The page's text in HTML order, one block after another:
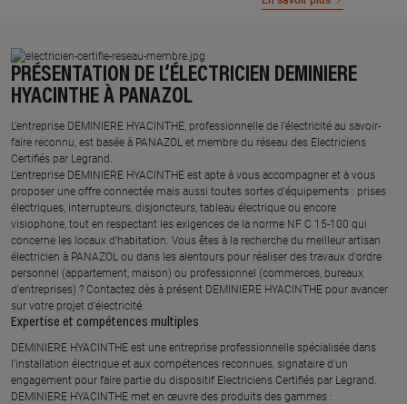
PRÉSENTATION DE L’ÉLECTRICIEN DEMINIERE
HYACINTHE À PANAZOL
L’entreprise DEMINIERE HYACINTHE, professionnelle de l’électricité au savoir-
faire reconnu, est basée à PANAZOL et membre du réseau des Electriciens
Certifiés par Legrand.​
L’entreprise DEMINIERE HYACINTHE est apte à vous accompagner et à vous
proposer une offre connectée mais aussi toutes sortes d'équipements : prises
électriques, interrupteurs, disjoncteurs, tableau électrique ou encore
visiophone, tout en respectant les exigences de la norme NF C 15-100 qui
concerne les locaux d’habitation. Vous êtes à la recherche du meilleur artisan
électricien à PANAZOL ou dans les alentours pour réaliser des travaux d'ordre
personnel (appartement, maison) ou professionnel (commerces, bureaux
d'entreprises) ? Contactez dès à présent DEMINIERE HYACINTHE pour avancer
sur votre projet d’électricité.
Expertise et compétences multiples​
​DEMINIERE HYACINTHE est une entreprise professionnelle spécialisée dans
l’installation électrique et aux compétences reconnues, ​signataire d'un
engagement pour faire partie du dispositif Electriciens Certifiés par Legrand​.
DEMINIERE HYACINTHE met en œuvre des produits des gammes : ​